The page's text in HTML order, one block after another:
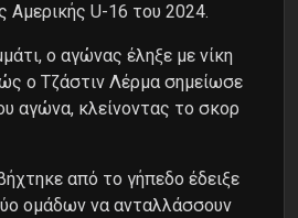
U-16 του 2024.
ο αγώνας έληξε με νίκη
ο Τζάστιν Λέρμα σημείωσε
αγώνα, κλείνοντας το σκορ
από το γήπεδο έδειξε
ομάδων να ανταλλάσσουν